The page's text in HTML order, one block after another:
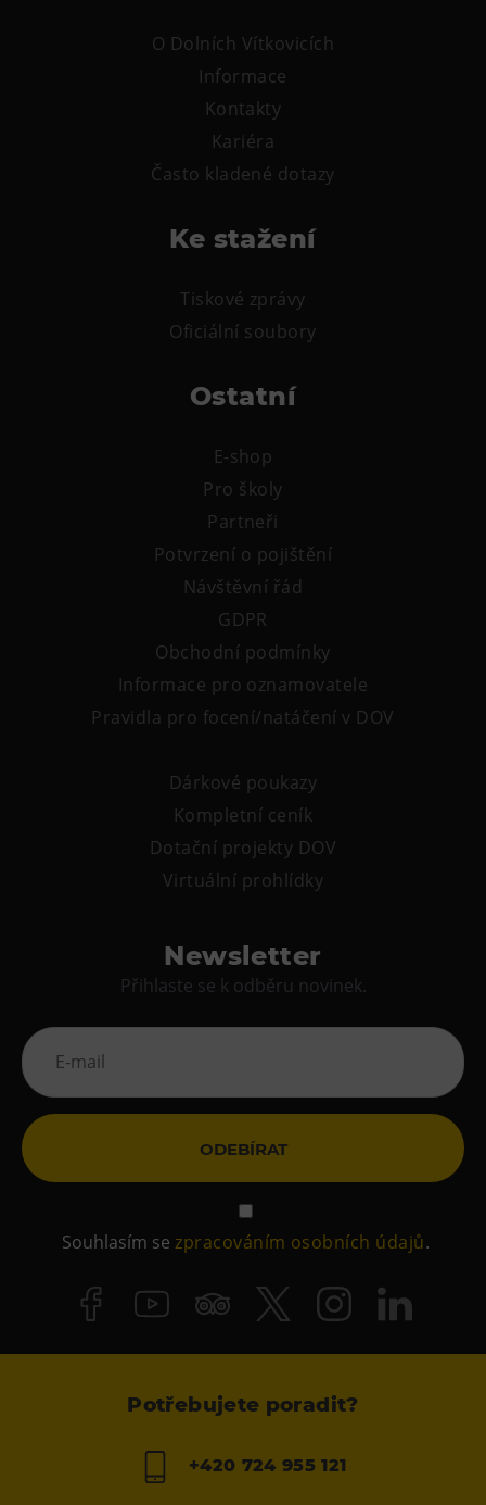
Narozeninové oslavy
Tematické dárkové poukazy
Kroužky pro děti
Výjezdní akce
O Dolních Vítkovicích
Informace
Kontakty
Kariéra
Často kladené dotazy
Ke stažení
Tiskové zprávy
Oficiální soubory
Ostatní
E-shop
Pro školy
Partneři
Potvrzení o pojištění
Návštěvní řád
GDPR
Obchodní podmínky
Informace pro oznamovatele
Pravidla pro focení/natáčení v DOV
Dárkové poukazy
Kompletní ceník
Dotační projekty DOV
Virtuální prohlídky
Newsletter
Přihlaste se k odběru novinek.
ODEBÍRAT
Souhlasím sezpracováním osobních údajů.
Potřebujete poradit?
+420 724 955 121